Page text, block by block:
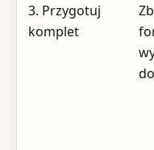
3. Przygotuj
komplet